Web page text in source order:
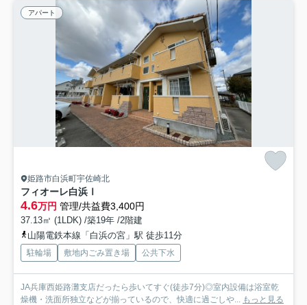
アパート
姫路市白浜町宇佐崎北
フィオーレ白浜Ⅰ
4.6万円 管理/共益費3,400円
37.13㎡ (1LDK) /築19年 /2階建
山陽電鉄本線「白浜の宮」駅 徒歩11分
駐輪場 敷地内ごみ置き場 公共下水
JA兵庫西姫路灘支店だったら歩いてすぐ(徒歩7分)◎室内設備は浴室乾
燥機・洗面所独立などが揃っているので、快適に過ごしや... もっと見る